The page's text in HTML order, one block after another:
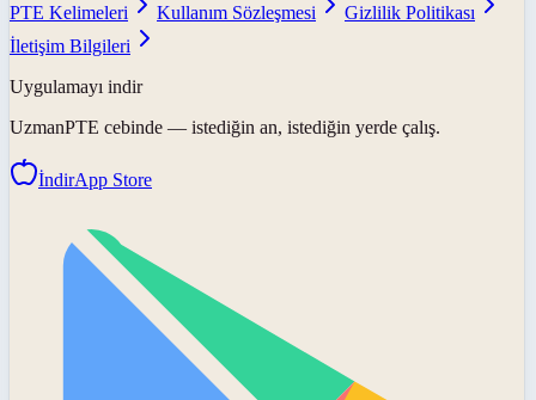
PTE Kelimeleri
Kullanım Sözleşmesi
Gizlilik Politikası
İletişim Bilgileri
Uygulamayı indir
UzmanPTE cebinde — istediğin an, istediğin yerde çalış.
İndirApp Store